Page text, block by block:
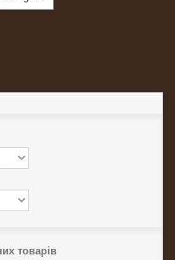
товарів